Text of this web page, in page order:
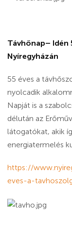
Távhőnap– Idén
Nyíregyházán
55 éves a
nyolcadik
Napját is a
délután az
látogatókat, akik
energiatermelés
https://
eves-a-